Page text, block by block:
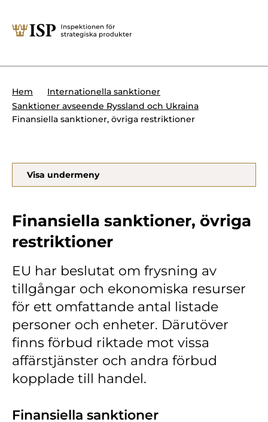
Söktips:
Presskontakt
Forskningssäkerhet
Krigsmateriel
Produkter med dubbla
Internationella sanktioner
Kontakt
Lediga jobb
Kundwebben
In English
Hem
Internationella sanktioner
Sanktioner avseende Ryssland och Ukraina
Finansiella sanktioner, övriga restriktioner
Visa undermeny
Finansiella sanktioner, övriga
restriktioner
EU har beslutat om frysning av
tillgångar och ekonomiska resurser
för ett omfattande antal listade
personer och enheter. Därutöver
finns förbud riktade mot vissa
affärstjänster och andra förbud
kopplade till handel.
Finansiella sanktioner